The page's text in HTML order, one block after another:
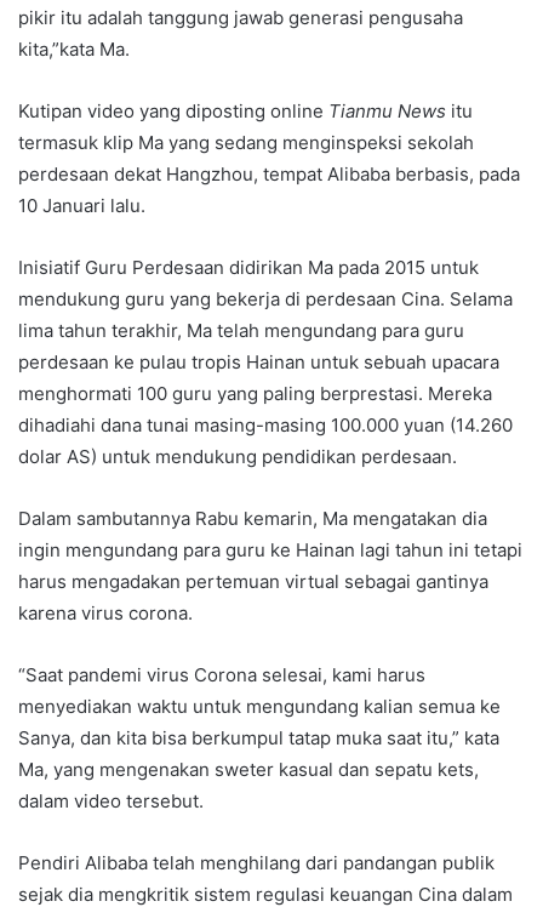
pikir itu adalah tanggung jawab generasi pengusaha
kita,”kata Ma.
Kutipan video yang diposting online Tianmu News itu
termasuk klip Ma yang sedang menginspeksi sekolah
perdesaan dekat Hangzhou, tempat Alibaba berbasis, pada
10 Januari lalu.
Inisiatif Guru Perdesaan didirikan Ma pada 2015 untuk
mendukung guru yang bekerja di perdesaan Cina. Selama
lima tahun terakhir, Ma telah mengundang para guru
perdesaan ke pulau tropis Hainan untuk sebuah upacara
menghormati 100 guru yang paling berprestasi. Mereka
dihadiahi dana tunai masing-masing 100.000 yuan (14.260
dolar AS) untuk mendukung pendidikan perdesaan.
Dalam sambutannya Rabu kemarin, Ma mengatakan dia
ingin mengundang para guru ke Hainan lagi tahun ini tetapi
harus mengadakan pertemuan virtual sebagai gantinya
karena virus corona.
“Saat pandemi virus Corona selesai, kami harus
menyediakan waktu untuk mengundang kalian semua ke
Sanya, dan kita bisa berkumpul tatap muka saat itu,” kata
Ma, yang mengenakan sweter kasual dan sepatu kets,
dalam video tersebut.
Pendiri Alibaba telah menghilang dari pandangan publik
sejak dia mengkritik sistem regulasi keuangan Cina dalam